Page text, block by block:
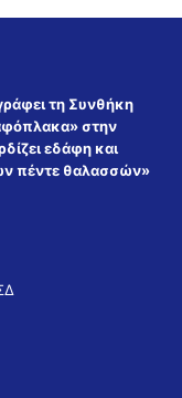
τη Συνθήκη
στην
εδάφη και
πέντε θαλασσών»